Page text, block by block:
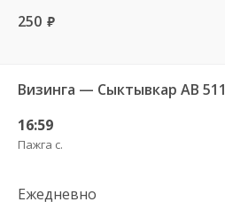
250 руб.
Визинга — Сыктывкар АВ 511
16:59
Пажга с.
Ежедневно